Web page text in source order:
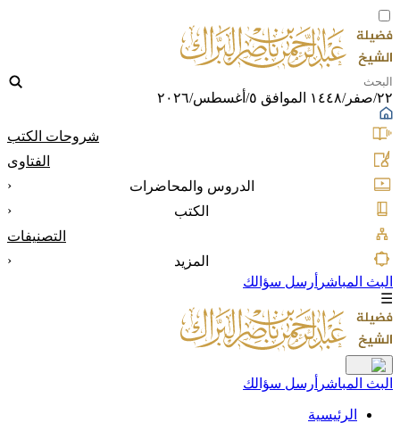
٢٢/صفر/١٤٤٨ الموافق ٥/أغسطس/٢٠٢٦
شروحات الكتب
الفتاوى
الدروس والمحاضرات
‹
الكتب
‹
التصنيفات
المزيد
‹
البث المباشر أرسل سؤالك
☰
البث المباشر أرسل سؤالك
الرئيسية